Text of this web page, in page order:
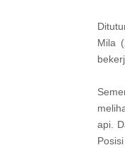
Mila
api.